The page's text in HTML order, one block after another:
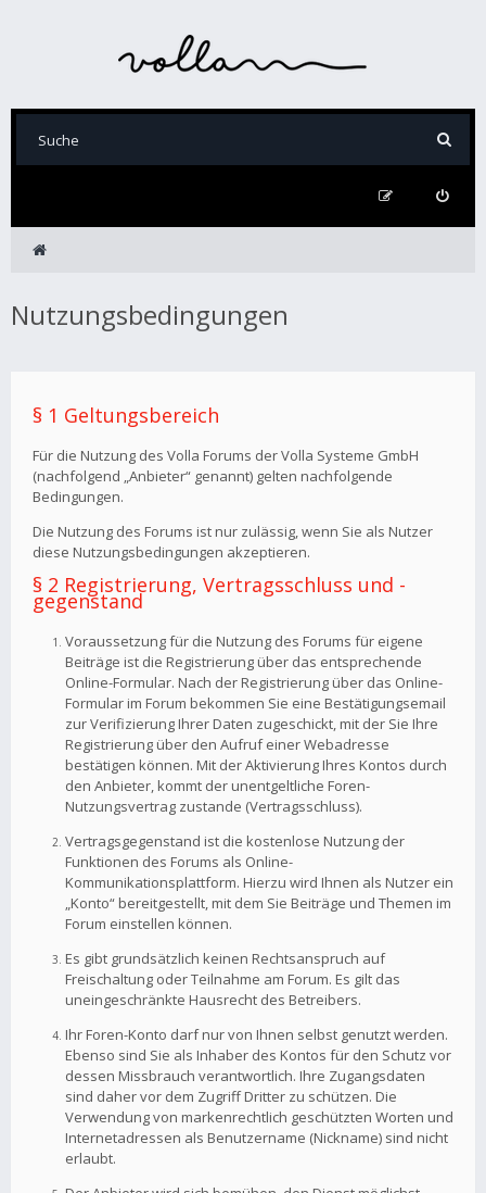
Nutzungsbedingungen
§ 1 Geltungsbereich
Für die Nutzung des Volla Forums der Volla Systeme GmbH
(nachfolgend „Anbieter“ genannt) gelten nachfolgende
Bedingungen.
Die Nutzung des Forums ist nur zulässig, wenn Sie als Nutzer
diese Nutzungsbedingungen akzeptieren.
§ 2 Registrierung, Vertragsschluss und -
gegenstand
Voraussetzung für die Nutzung des Forums für eigene
Beiträge ist die Registrierung über das entsprechende
Online-Formular. Nach der Registrierung über das Online-
Formular im Forum bekommen Sie eine Bestätigungsemail
zur Verifizierung Ihrer Daten zugeschickt, mit der Sie Ihre
Registrierung über den Aufruf einer Webadresse
bestätigen können. Mit der Aktivierung Ihres Kontos durch
den Anbieter, kommt der unentgeltliche Foren-
Nutzungsvertrag zustande (Vertragsschluss).
Vertragsgegenstand ist die kostenlose Nutzung der
Funktionen des Forums als Online-
Kommunikationsplattform. Hierzu wird Ihnen als Nutzer ein
„Konto“ bereitgestellt, mit dem Sie Beiträge und Themen im
Forum einstellen können.
Es gibt grundsätzlich keinen Rechtsanspruch auf
Freischaltung oder Teilnahme am Forum. Es gilt das
uneingeschränkte Hausrecht des Betreibers.
Ihr Foren-Konto darf nur von Ihnen selbst genutzt werden.
Ebenso sind Sie als Inhaber des Kontos für den Schutz vor
dessen Missbrauch verantwortlich. Ihre Zugangsdaten
sind daher vor dem Zugriff Dritter zu schützen. Die
Verwendung von markenrechtlich geschützten Worten und
Internetadressen als Benutzername (Nickname) sind nicht
erlaubt.